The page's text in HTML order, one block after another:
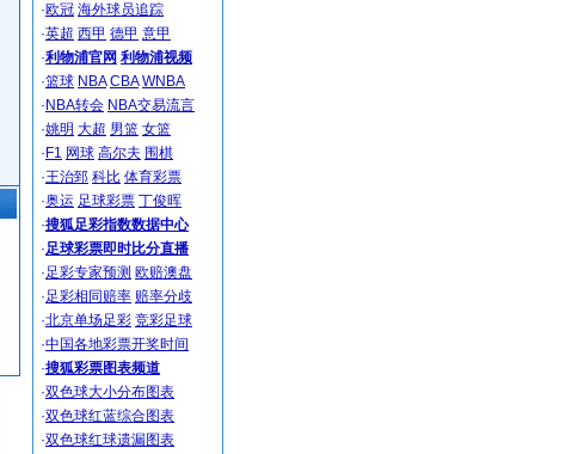
·欧冠 海外球员追踪
·英超 西甲 德甲 意甲
·利物浦官网 利物浦视频
·篮球 NBA CBA WNBA
· NBA转会 NBA交易流言
·姚明 大超 男篮 女篮
· F1 网球 高尔夫 围棋
·王治郅 科比 体育彩票
·奥运 足球彩票 丁俊晖
·搜狐足彩指数数据中心
·足球彩票即时比分直播
·足彩专家预测 欧赔澳盘
·足彩相同赔率 赔率分歧
·北京单场足彩 竞彩足球
·中国各地彩票开奖时间
·搜狐彩票图表频道
·双色球大小分布图表
·双色球红蓝综合图表
·双色球红球遗漏图表